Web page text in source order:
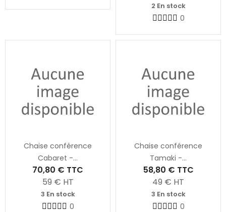
2 En stock
0
Chaise conférence
Cabaret -...
70,80 € TTC
59 € HT
3 En stock
0
Chaise conférence
Tamaki -...
58,80 € TTC
49 € HT
3 En stock
0